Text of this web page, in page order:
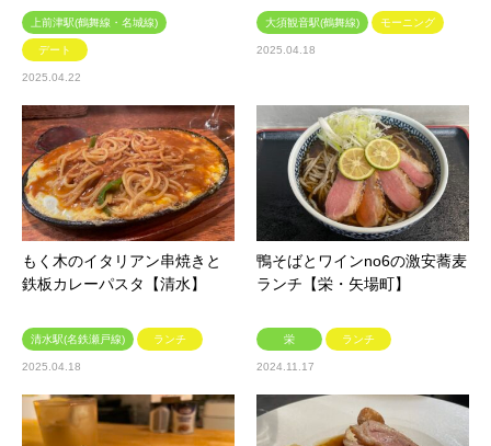
上前津駅(鶴舞線・名城線)
デート
2025.04.22
大須観音駅(鶴舞線) モーニング
2025.04.18
もく木のイタリアン串焼きと
鉄板カレーパスタ【清水】
清水駅(名鉄瀬戸線) ランチ
2025.04.18
鴨そばとワインno6の激安蕎麦
ランチ【栄・矢場町】
栄 ランチ
2024.11.17